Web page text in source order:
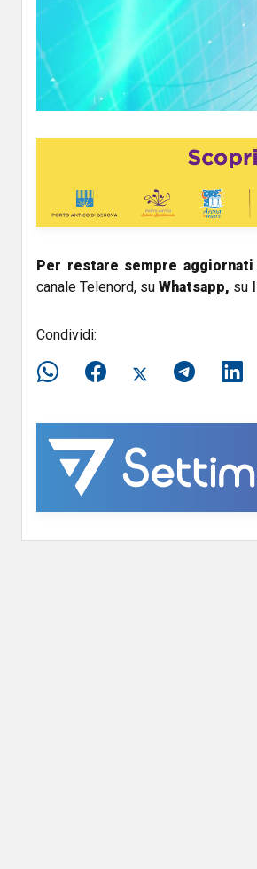
Per restare sempre aggiornati
canale Telenord, su Whatsapp, su
Condividi: